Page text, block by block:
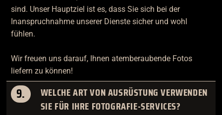
sind. Unser Hauptziel ist es, dass Sie sich bei der
Inanspruchnahme unserer Dienste sicher und wohl
fühlen.
Wir freuen uns darauf, Ihnen atemberaubende Fotos
liefern zu können!
9.
WELCHE ART VON AUSRÜSTUNG VERWENDEN
SIE FÜR IHRE FOTOGRAFIE-SERVICES?